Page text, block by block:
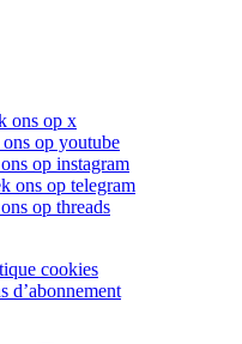
ons op x
op youtube
op instagram
ons op telegram
op threads
cookies
d’abonnement